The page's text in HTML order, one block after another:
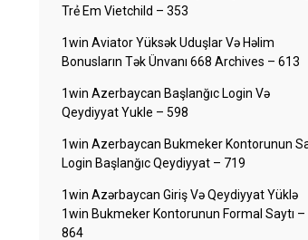
Trẻ Em Vietchild – 353
1win Aviator Yüksək Uduşlar Və Həlim
Bonusların Tək Ünvanı 668 Archives – 613
1win Azerbaycan Başlanğıc Login Və
Qeydiyyat Yukle – 598
1win Azerbaycan Bukmeker Kontorunun
Login Başlanğıc Qeydiyyat – 719
1win Azərbaycan Giriş Və Qeydiyyat Yüklə
1win Bukmeker Kontorunun Formal Saytı –
864